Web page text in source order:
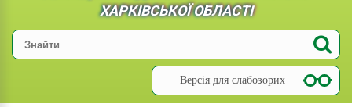
ХАРКІВСЬКОЇ ОБЛАСТІ
Версія для слабозорих